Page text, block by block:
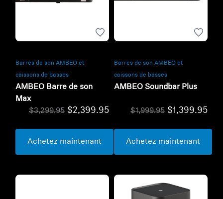
Barres de son AMBEO et
caissons de basses
AMBEO Barre de son
Max
$3,299.95 $2,399.95
Achetez maintenant
Barres de son AMBEO et
caissons de basses
AMBEO Soundbar Plus
$1,999.95 $1,399.95
Achetez maintenant